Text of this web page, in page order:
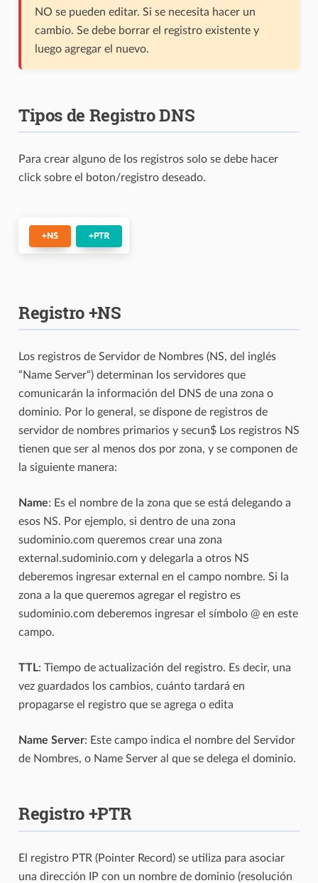
NO se pueden editar. Si se necesita hacer un
cambio. Se debe borrar el registro existente y
luego agregar el nuevo.
Tipos de Registro DNS
Para crear alguno de los registros solo se debe hacer
click sobre el boton/registro deseado.
Registro +NS
Los registros de Servidor de Nombres (NS, del inglés
“Name Server“) determinan los servidores que
comunicarán la información del DNS de una zona o
dominio. Por lo general, se dispone de registros de
servidor de nombres primarios y secun$ Los registros NS
tienen que ser al menos dos por zona, y se componen de
la siguiente manera:
Name: Es el nombre de la zona que se está delegando a
esos NS. Por ejemplo, si dentro de una zona
sudominio.com queremos crear una zona
external.sudominio.com y delegarla a otros NS
deberemos ingresar external en el campo nombre. Si la
zona a la que queremos agregar el registro es
sudominio.com deberemos ingresar el símbolo @ en este
campo.
TTL: Tiempo de actualización del registro. Es decir, una
vez guardados los cambios, cuánto tardará en
propagarse el registro que se agrega o edita
Name Server: Este campo indica el nombre del Servidor
de Nombres, o Name Server al que se delega el dominio.
Registro +PTR
El registro PTR (Pointer Record) se utiliza para asociar
una dirección IP con un nombre de dominio (resolución